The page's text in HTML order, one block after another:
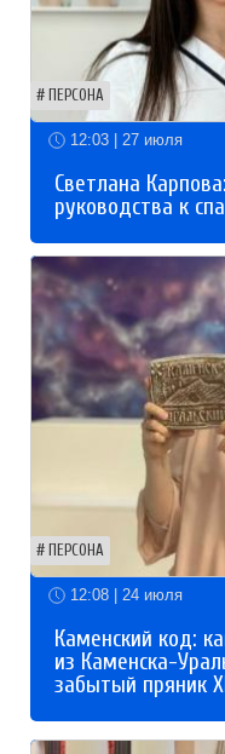
ПЕРСОНА
12:03 | 27 июля
Светлана
руководства к
ПЕРСОНА
12:08 | 24 июля
Каменский код:
из Каменска-
забытый пряник